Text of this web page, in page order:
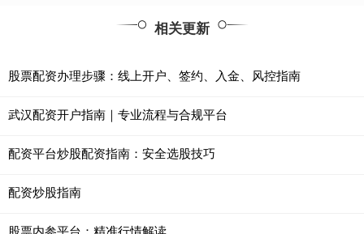
相关更新
股票配资办理步骤：线上开户、签约、入金、风控指南
武汉配资开户指南｜专业流程与合规平台
配资平台炒股配资指南：安全选股技巧
配资炒股指南
股票内参平台：精准行情解读